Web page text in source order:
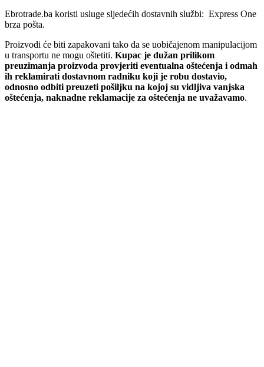
Ebrotrade.ba koristi usluge sljedećih dostavnih službi: Express One
brza pošta.
Proizvodi će biti zapakovani tako da se uobičajenom manipulacijom
u transportu ne mogu oštetiti. Kupac je dužan prilikom
preuzimanja proizvoda provjeriti eventualna oštećenja i odmah
ih reklamirati dostavnom radniku koji je robu dostavio,
odnosno odbiti preuzeti pošiljku na kojoj su vidljiva vanjska
oštećenja, naknadne reklamacije za oštećenja ne uvažavamo.